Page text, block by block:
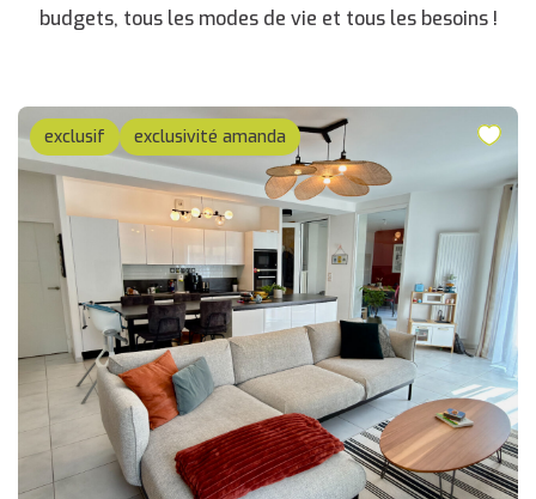
budgets, tous les modes de vie et tous les besoins !
exclusif exclusivité amanda